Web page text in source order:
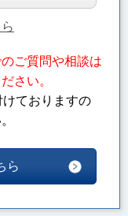
ご質問や相談は
さい。
ておりますの
ら